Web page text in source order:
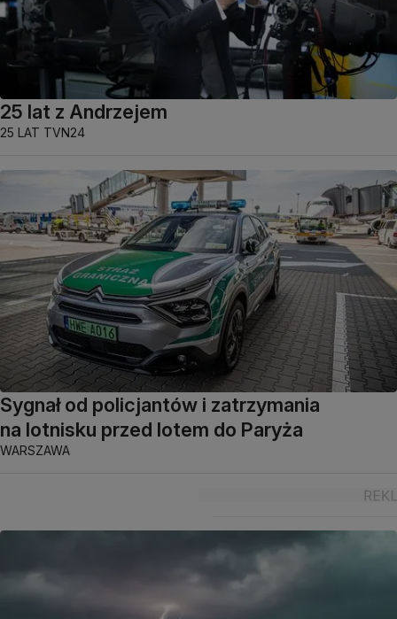
25 lat z Andrzejem
25 LAT TVN24
Sygnał od policjantów i zatrzymania
na lotnisku przed lotem do Paryża
WARSZAWA